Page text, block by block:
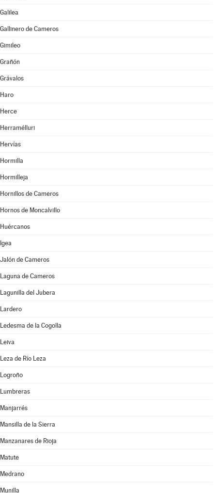
Galilea
Gallinero de Cameros
Gimileo
Grañón
Grávalos
Haro
Herce
Herramélluri
Hervías
Hormilla
Hormilleja
Hornillos de Cameros
Hornos de Moncalvillo
Huércanos
Igea
Jalón de Cameros
Laguna de Cameros
Lagunilla del Jubera
Lardero
Ledesma de la Cogolla
Leiva
Leza de Río Leza
Logroño
Lumbreras
Manjarrés
Mansilla de la Sierra
Manzanares de Rioja
Matute
Medrano
Munilla